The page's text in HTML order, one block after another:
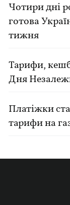
Чотири дні
готова
тижня
Тарифи,
Дня
Платіжки
тарифи на